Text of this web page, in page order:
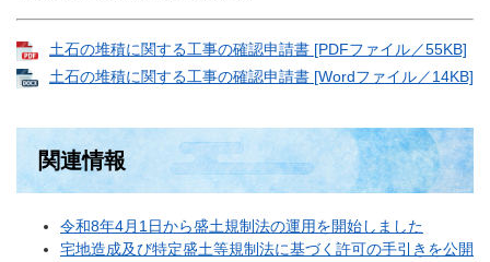
土石の堆積に関する工事の確認申請書 [PDFファイル／55KB]
土石の堆積に関する工事の確認申請書 [Wordファイル／14KB]
関連情報
令和8年4月1日から盛土規制法の運用を開始しました
宅地造成及び特定盛土等規制法に基づく許可の手引きを公開